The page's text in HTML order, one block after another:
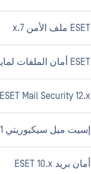
ESET ملف الأمن 7.x
ESET أمان الملفات لمايكروسوفت ويندوز Server 6.x
ESET Mail Security 12.x
إسيت ميل سيكيوريتي 11.x
أمان بريد ESET 10.x